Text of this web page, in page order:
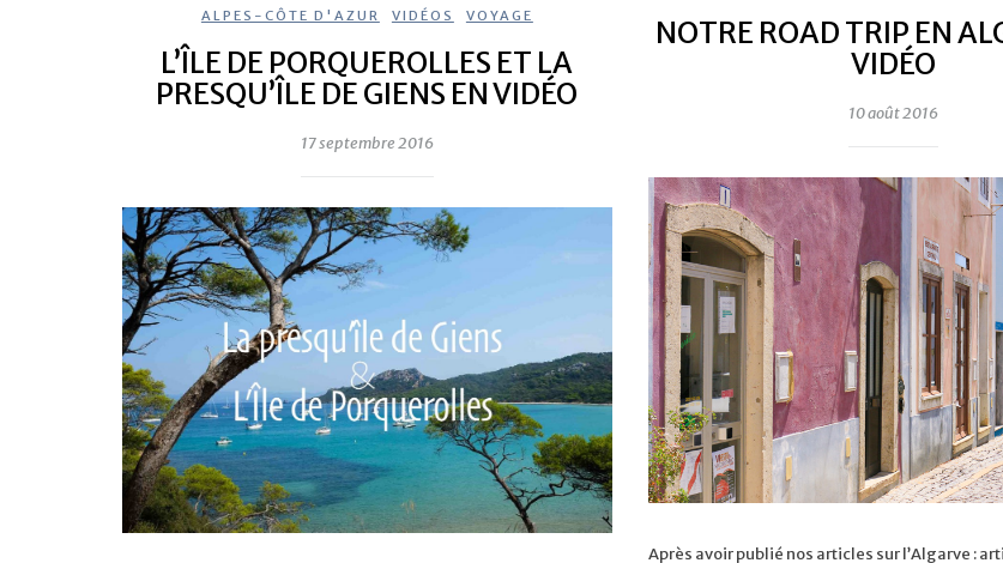
ALPES-CÔTE D'AZUR
VIDÉOS VOYAGE
L’ÎLE DE PORQUEROLLES ET LA
PRESQU’ÎLE DE GIENS EN VIDÉO
17 septembre 2016
NOTRE ROAD TRIP EN
VIDÉO
10 août 2016
Après avoir publié nos articles sur l’Algarve :